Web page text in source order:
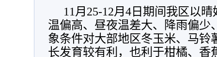
11月25-12月4日期间我区以
温偏高、昼夜温差大、降雨偏少
象条件对大部地区冬玉米、马铃
长发育较有利，也利于柑橘、香